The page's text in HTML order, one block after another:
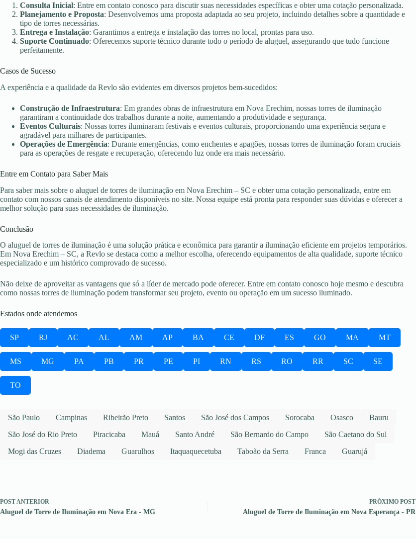
Consulta Inicial: Entre em contato conosco para discutir suas necessidades específicas e obter uma cotação personalizada.
Planejamento e Proposta: Desenvolvemos uma proposta adaptada ao seu projeto, incluindo detalhes sobre a quantidade e
tipo de torres necessárias.
Entrega e Instalação: Garantimos a entrega e instalação das torres no local, prontas para uso.
Suporte Continuado: Oferecemos suporte técnico durante todo o período de aluguel, assegurando que tudo funcione
perfeitamente.
Casos de Sucesso
A experiência e a qualidade da Revlo são evidentes em diversos projetos bem-sucedidos:
Construção de Infraestrutura: Em grandes obras de infraestrutura em Nova Erechim, nossas torres de iluminação
garantiram a continuidade dos trabalhos durante a noite, aumentando a produtividade e segurança.
Eventos Culturais: Nossas torres iluminaram festivais e eventos culturais, proporcionando uma experiência segura e
agradável para milhares de participantes.
Operações de Emergência: Durante emergências, como enchentes e apagões, nossas torres de iluminação foram cruciais
para as operações de resgate e recuperação, oferecendo luz onde era mais necessário.
Entre em Contato para Saber Mais
Para saber mais sobre o aluguel de torres de iluminação em Nova Erechim – SC e obter uma cotação personalizada, entre em
contato com nossos canais de atendimento disponíveis no site. Nossa equipe está pronta para responder suas dúvidas e oferecer a
melhor solução para suas necessidades de iluminação.
Conclusão
O aluguel de torres de iluminação é uma solução prática e econômica para garantir a iluminação eficiente em projetos temporários.
Em Nova Erechim – SC, a Revlo se destaca como a melhor escolha, oferecendo equipamentos de alta qualidade, suporte técnico
especializado e um histórico comprovado de sucesso.
Não deixe de aproveitar as vantagens que só a líder de mercado pode oferecer. Entre em contato conosco hoje mesmo e descubra
como nossas torres de iluminação podem transformar seu projeto, evento ou operação em um sucesso iluminado.
Estados onde atendemos
SP RJ AC AL AM AP BA CE DF ES GO MA MT
MS MG PA PB PR PE PI RN RS RO RR SC SE
TO
São Paulo Campinas Ribeirão Preto Santos São José dos Campos Sorocaba Osasco
Bauru
São José do Rio Preto
Piracicaba Mauá Santo André São Bernardo do Campo
São Caetano do Sul
Mogi das Cruzes
Diadema Guarulhos Itaquaquecetuba Taboão da Serra Franca Guarujá
POSTANTERIOR
Aluguel de Torre de Iluminação em Nova Era - MG
PRÓXIMO POST
Aluguel de Torre de Iluminação em Nova Esperança - PR